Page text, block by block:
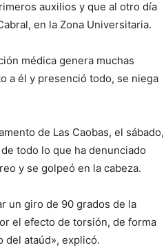
auxilios y que al otro día
en la Zona Universitaria.
médica genera muchas
a él y presenció todo, se niega
de Las Caobas, el sábado,
todo lo que ha denunciado
y se golpeó en la cabeza.
un giro de 90 grados de la
el efecto de torsión, de forma
del ataúd», explicó.